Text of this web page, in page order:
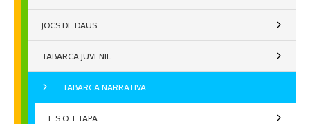
JOCS DE DAUS
TABARCA JUVENIL
TABARCA NARRATIVA
E.S.O. ETAPA